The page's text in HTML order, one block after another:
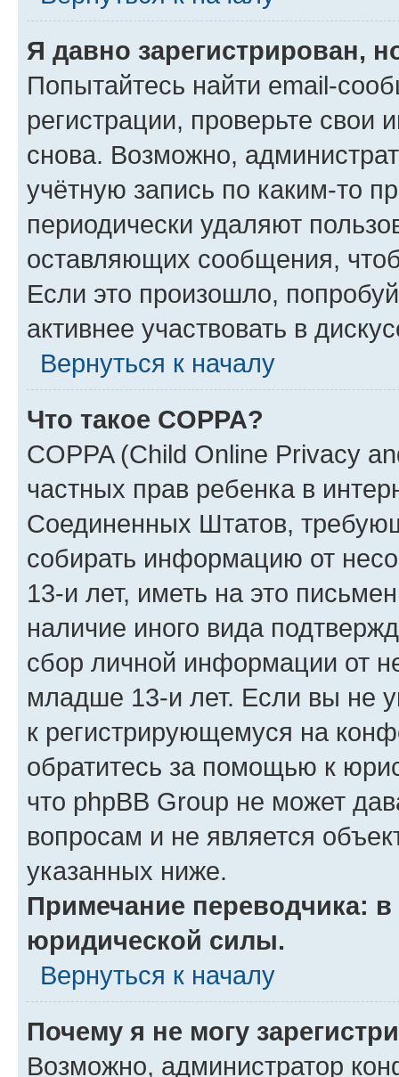
Я давно зарегистрирован,
Попытайтесь найти email-
регистрации, проверьте свои
снова. Возможно,
учётную запись по каким-то
периодически удаляют
оставляющих сообщения,
Если это произошло,
активнее участвовать в
Вернуться к началу
Что такое COPPA?
COPPA (Child Online Privacy
частных прав ребенка в
Соединенных Штатов,
собирать информацию от
13-и лет, иметь на это
наличие иного вида
сбор личной информации от
младше 13-и лет. Если вы не
к регистрирующемуся на
обратитесь за помощью к
что phpBB Group не может
вопросам и не является
указанных ниже.
Примечание переводчика:
юридической силы.
Вернуться к началу
Почему я не могу
Возможно, администратор